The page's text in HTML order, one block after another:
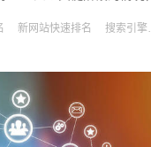
分，一是搜索流量，二是
到排名，主要有四个周
说，网站一上线蜘蛛就不
有一段时间，大约一周。当
新网站快速排名 搜索引擎优化